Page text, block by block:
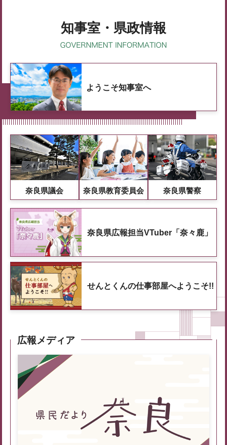
知事室・県政情報
ようこそ知事室へ
奈良県議会 奈良県教育委員会 奈良県警察
奈良県広報担当VTuber「奈々鹿」
せんとくんの仕事部屋へようこそ!!
広報メディア